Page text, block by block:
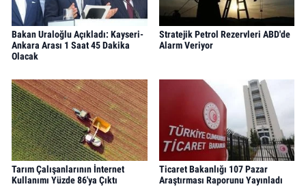
Bakan Uraloğlu Açıkladı: Kayseri-
Ankara Arası 1 Saat 45 Dakika
Olacak
Stratejik Petrol Rezervleri ABD'de
Alarm Veriyor
Tarım Çalışanlarının İnternet
Kullanımı Yüzde 86'ya Çıktı
Ticaret Bakanlığı 107 Pazar
Araştırması Raporunu Yayınladı